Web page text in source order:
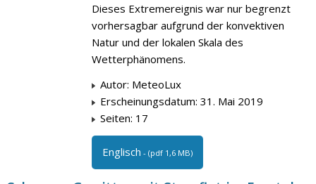
Dieses Extremereignis war nur begrenzt
vorhersagbar aufgrund der konvektiven
Natur und der lokalen Skala des
Wetterphänomens.
Autor: MeteoLux
Erscheinungsdatum: 31. Mai 2019
Seiten: 17
Englisch - (pdf 1,6 MB)